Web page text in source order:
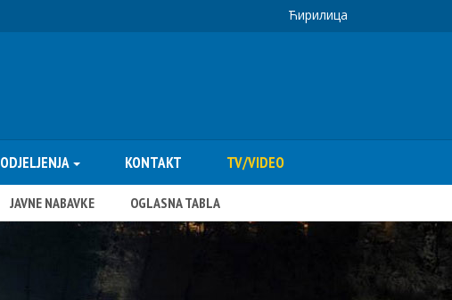
Ћирилица
ODJELJENJA KONTAKT TV/VIDEO
JAVNE NABAVKE OGLASNA TABLA